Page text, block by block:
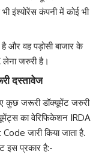
इंश्योरेंस कंपनी में कोई भी
और वह पड़ोसी बाजार के
लेना जरुरी है।
दस्तावेज
जरूरी डॉक्यूमेंट जरुरी
का वेरिफिकेशन IRDA
जारी किया जाता है.
इस प्रकार है:-